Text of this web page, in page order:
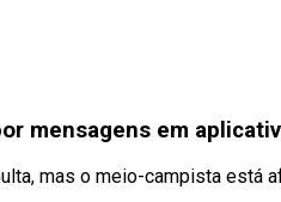
mensagens em
mas o meio-campista está